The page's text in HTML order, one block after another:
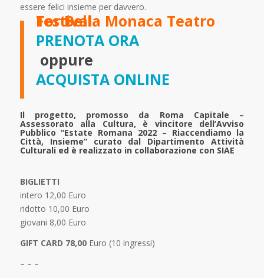
essere felici insieme per davvero.
Tor Bella Monaca Teatro Festival
PRENOTA ORA
oppure
ACQUISTA ONLINE
Il progetto, promosso da Roma Capitale –
Assessorato alla Cultura, è vincitore dell’Avviso
Pubblico “Estate Romana 2022 – Riaccendiamo la
Città, Insieme” curato dal Dipartimento Attività
Culturali ed è realizzato in collaborazione con SIAE
BIGLIETTI
intero 12,00 Euro
ridotto 10,00 Euro
giovani 8,00 Euro
GIFT CARD 78,00Euro (10 ingressi)
– – –